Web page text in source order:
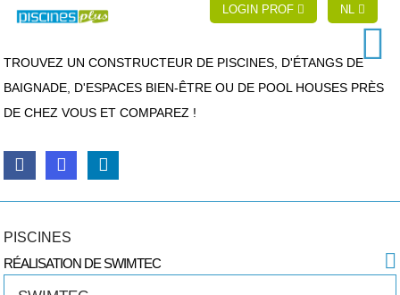
LOGIN PROF NL
TROUVEZ UN CONSTRUCTEUR DE PISCINES, D'ÉTANGS DE
BAIGNADE, D'ESPACES BIEN-ÊTRE OU DE POOL HOUSES PRÈS
DE CHEZ VOUS ET COMPAREZ !
PISCINES
RÉALISATION DE SWIMTEC